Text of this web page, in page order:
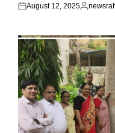
Posted
August 12, 2025
Posted